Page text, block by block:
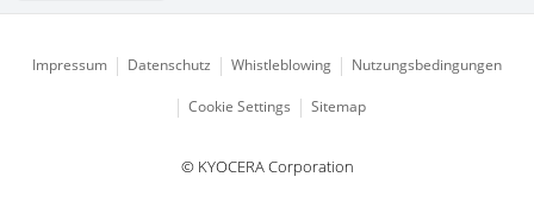
Impressum Datenschutz Whistleblowing Nutzungsbedingungen
Cookie Settings Sitemap
© KYOCERA Corporation